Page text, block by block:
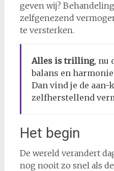
geven wij?
zelfgenezend
te versterken.
Alles is trilling, nu
balans en
Dan vind je de aan-
zelfherstellend
Het begin
De wereld verandert
nog nooit zo snel als